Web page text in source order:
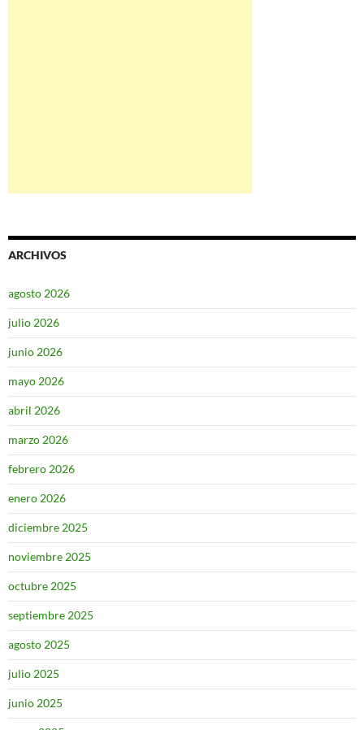
ARCHIVOS
agosto 2026
julio 2026
junio 2026
mayo 2026
abril 2026
marzo 2026
febrero 2026
enero 2026
diciembre 2025
noviembre 2025
octubre 2025
septiembre 2025
agosto 2025
julio 2025
junio 2025